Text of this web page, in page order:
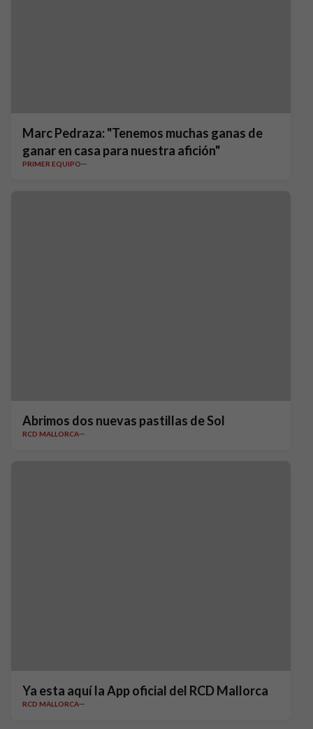
Marc Pedraza: "Tenemos muchas ganas de
ganar en casa para nuestra afición"
PRIMER EQUIPO
Abrimos dos nuevas pastillas de Sol
RCD MALLORCA
Ya esta aquí la App oficial del RCD Mallorca
RCD MALLORCA